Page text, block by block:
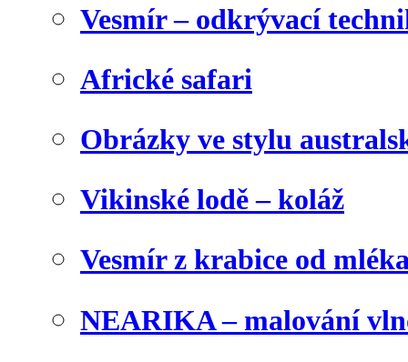
Vesmír – odkrývací
Africké safari
Obrázky ve stylu
Vikinské lodě – koláž
Vesmír z krabice od
NEARIKA – malování